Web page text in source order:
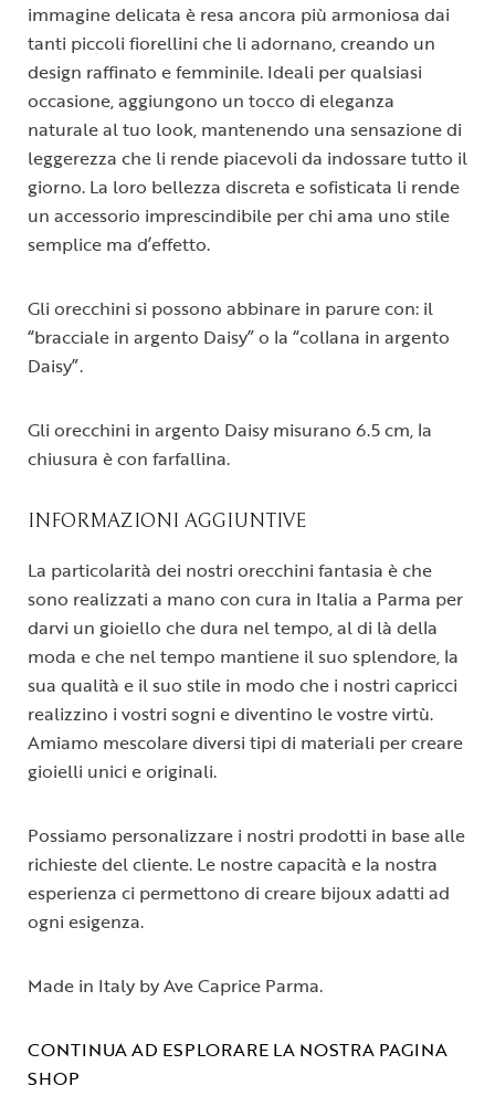
immagine delicata è resa ancora più armoniosa dai
tanti piccoli fiorellini che li adornano, creando un
design raffinato e femminile. Ideali per qualsiasi
occasione, aggiungono un tocco di eleganza
naturale al tuo look, mantenendo una sensazione di
leggerezza che li rende piacevoli da indossare tutto il
giorno. La loro bellezza discreta e sofisticata li rende
un accessorio imprescindibile per chi ama uno stile
semplice ma d’effetto.
Gli orecchini si possono abbinare in parure con: il
“bracciale in argento Daisy” o la “collana in argento
Daisy”.
Gli orecchini in argento Daisy misurano 6.5 cm, la
chiusura è con farfallina.
INFORMAZIONI AGGIUNTIVE
La particolarità dei nostri orecchini fantasia è che
sono realizzati a mano con cura in Italia a Parma per
darvi un gioiello che dura nel tempo, al di là della
moda e che nel tempo mantiene il suo splendore, la
sua qualità e il suo stile in modo che i nostri capricci
realizzino i vostri sogni e diventino le vostre virtù.
Amiamo mescolare diversi tipi di materiali per creare
gioielli unici e originali.
Possiamo personalizzare i nostri prodotti in base alle
richieste del cliente. Le nostre capacità e la nostra
esperienza ci permettono di creare bijoux adatti ad
ogni esigenza.
Made in Italy by Ave Caprice Parma.
CONTINUA AD ESPLORARE LA NOSTRA PAGINA
SHOP